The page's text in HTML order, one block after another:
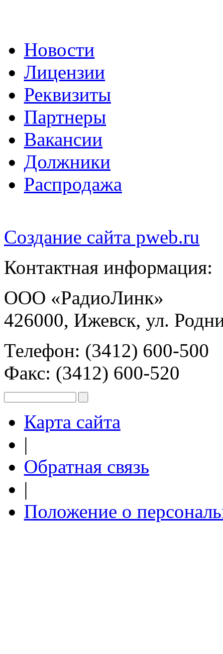
Новости
Лицензии
Реквизиты
Партнеры
Вакансии
Должники
Распродажа
Создание сайта pweb.ru
Контактная информация:
ООО «РадиоЛинк»
426000, Ижевск, ул.
Телефон: (3412) 600-500
Факс: (3412) 600-520
Карта сайта
|
Обратная связь
|
Положение о